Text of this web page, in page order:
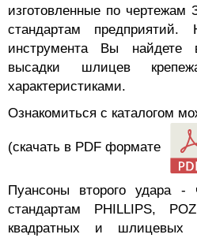
изготовленные по чертежам
стандартам предприятий.
инструмента Вы найдете
высадки шлицев
характеристиками.
Ознакомиться с каталогом
(скачать в PDF формате
Пуансоны второго удара -
стандартам PHILLIPS,
квадратных и шлицевых